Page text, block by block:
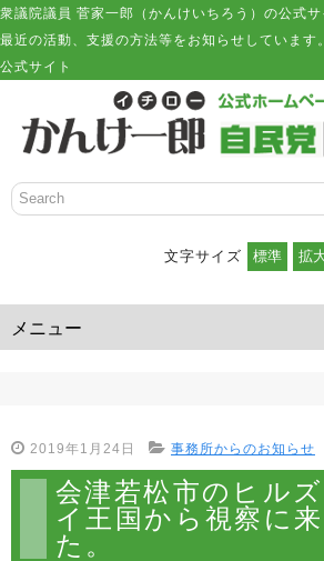
衆議院議員 菅家一郎（かんけいちろう）の公式
最近の活動、支援の方法等をお知らせしています
公式サイト
文字サイズ
2019年1月24日 事務所からのお知らせ
会津若松市のヒル
イ王国から視察に
た。